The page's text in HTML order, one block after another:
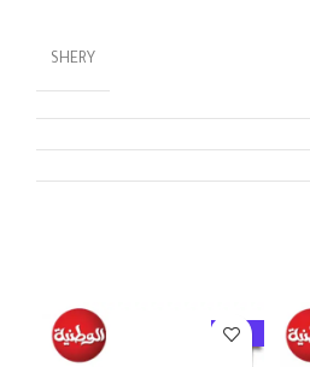
SHERY
-10%